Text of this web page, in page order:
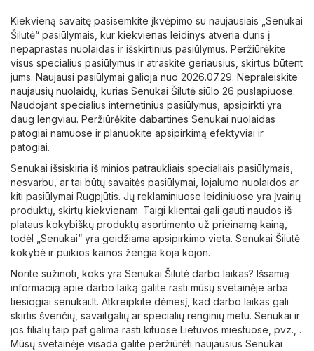
Kiekvieną savaitę pasisemkite įkvėpimo su naujausiais „Senukai
Šilutė“ pasiūlymais, kur kiekvienas leidinys atveria duris į
nepaprastas nuolaidas ir išskirtinius pasiūlymus. Peržiūrėkite
visus specialius pasiūlymus ir atraskite geriausius, skirtus būtent
jums. Naujausi pasiūlymai galioja nuo 2026.07.29. Nepraleiskite
naujausių nuolaidų, kurias Senukai Šilutė siūlo 26 puslapiuose.
Naudojant specialius internetinius pasiūlymus, apsipirkti yra
daug lengviau. Peržiūrėkite dabartines Senukai nuolaidas
patogiai namuose ir planuokite apsipirkimą efektyviai ir
patogiai.
Senukai išsiskiria iš minios patraukliais specialiais pasiūlymais,
nesvarbu, ar tai būtų savaitės pasiūlymai, lojalumo nuolaidos ar
kiti pasiūlymai Rugpjūtis. Jų reklaminiuose leidiniuose yra įvairių
produktų, skirtų kiekvienam. Taigi klientai gali gauti naudos iš
plataus kokybiškų produktų asortimento už prieinamą kainą,
todėl „Senukai“ yra geidžiama apsipirkimo vieta. Senukai Šilutė
kokybė ir puikios kainos žengia koja kojon.
Norite sužinoti, koks yra Senukai Šilutė darbo laikas? Išsamią
informaciją apie darbo laiką galite rasti mūsų svetainėje arba
tiesiogiai senukai.lt. Atkreipkite dėmesį, kad darbo laikas gali
skirtis švenčių, savaitgalių ar specialių renginių metu. Senukai ir
jos filialų taip pat galima rasti kituose Lietuvos miestuose, pvz., .
Mūsų svetainėje visada galite peržiūrėti naujausius Senukai